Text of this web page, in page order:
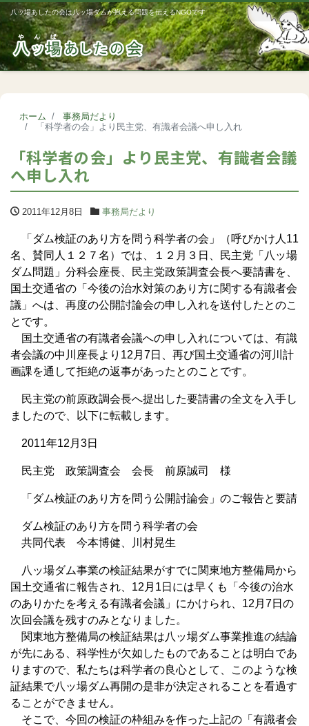
八ッ場あしたの会は八ッ場ダムが抱える問題を伝えるNGOです
ホーム
事務局だより
「科学者の会」より民主党、有識者会議へ申し入れ
「科学者の会」より民主党、有識者会議
へ申し入れ
2011年12月8日 事務局だより
「ダム検証のあり方を問う科学者の会」（呼びかけ人11
名、賛同人１２７名）では、１２月３日、民主党「八ッ場
ダム問題」分科会座長、民主党政策調査会長へ要請書を、
国土交通省の「今後の治水対策のあり方に関する有識者会
議」へは、再度の公開討論会の申し入れを送付したとのこ
とです。
国土交通省の有識者会議への申し入れについては、有識
者会議の中川座長より12月7日、再び国土交通省の河川計
画課を通して拒絶の返事があったとのことです。
民主党の前原政調会長へ提出した要請書の全文を入手し
ましたので、以下に転載します。
2011年12月3日
民主党 政策調査会 会長 前原誠司 様
「ダム検証のあり方を問う公開討論会」のご報告と要請
ダム検証のあり方を問う科学者の会
共同代表 今本博健、川村晃生
八ッ場ダム事業の検証結果がすでに関東地方整備局から
国土交通省に報告され、12月1日には早くも「今後の治水
のありかたを考える有識者会議」にかけられ、12月7日の
次回会議を残すのみとなりました。
関東地方整備局の検証結果は八ッ場ダム事業推進の結論
が先にある、科学性が欠如したものであることは明白であ
りますので、私たちは科学者の良心として、このような検
証結果で八ッ場ダム再開の是非が決定されることを看過す
ることができません。
そこで、今回の検証の枠組みを作った上記の「有識者会